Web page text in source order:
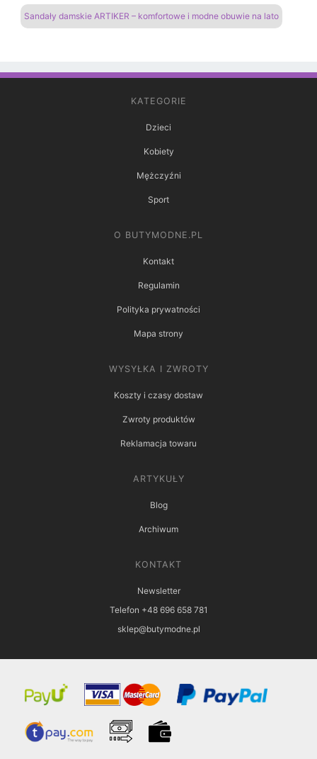
Sandały damskie ARTIKER – komfortowe i modne obuwie na lato
KATEGORIE
Dzieci
Kobiety
Mężczyźni
Sport
O BUTYMODNE.PL
Kontakt
Regulamin
Polityka prywatności
Mapa strony
WYSYŁKA I ZWROTY
Koszty i czasy dostaw
Zwroty produktów
Reklamacja towaru
ARTYKUŁY
Blog
Archiwum
KONTAKT
Newsletter
Telefon +48 696 658 781
sklep@butymodne.pl